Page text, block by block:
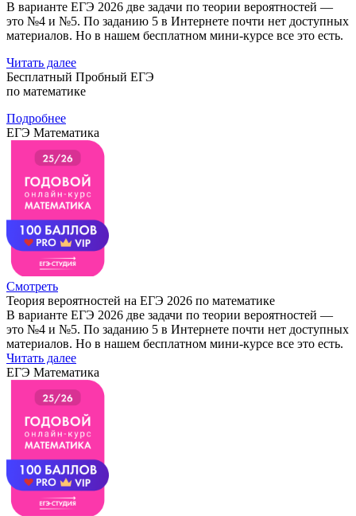
В варианте ЕГЭ 2026 две задачи по теории вероятностей —
это №4 и №5. По заданию 5 в Интернете почти нет доступных
материалов. Но в нашем бесплатном мини-курсе все это есть.
Читать далее
Бесплатный Пробный ЕГЭ
по математике
Подробнее
ЕГЭ Математика
Смотреть
Теория вероятностей на ЕГЭ 2026 по математике
В варианте ЕГЭ 2026 две задачи по теории вероятностей —
это №4 и №5. По заданию 5 в Интернете почти нет доступных
материалов. Но в нашем бесплатном мини-курсе все это есть.
Читать далее
ЕГЭ Математика